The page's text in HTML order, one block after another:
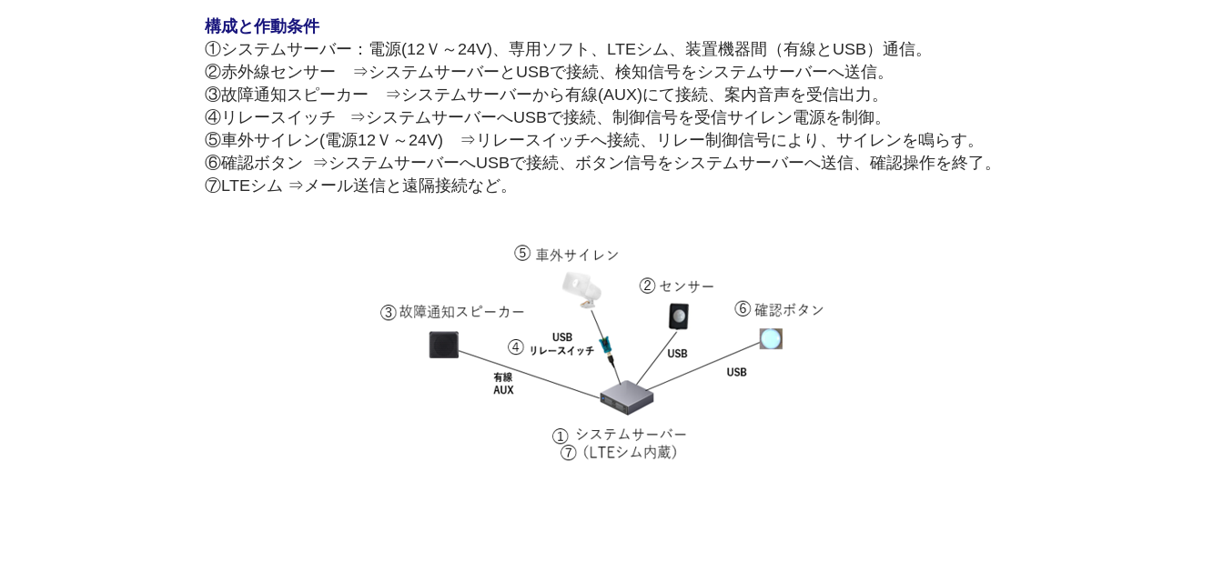
構成と作動条件
①システムサーバー：電源(12Ｖ～24V)、専用ソフト、LTEシム、装置機器間（有線とUSB）通信。
②赤外線センサー ⇒システムサーバーとUSBで接続、検知信号をシステムサーバーへ送信。
③故障通知スピーカー ⇒システムサーバーから有線(AUX)にて接続、案内音声を受信出力。
④リレースイッチ ⇒システムサーバーへUSBで接続、制御信号を受信サイレン電源を制御。
⑤車外サイレン(電源12Ｖ～24V) ⇒リレースイッチへ接続、リレー制御信号により、サイレンを鳴らす。
⑥確認ボタン ⇒システムサーバーへUSBで接続、ボタン信号をシステムサーバーへ送信、確認操作を終了。
⑦LTEシム ⇒メール送信と遠隔接続など。